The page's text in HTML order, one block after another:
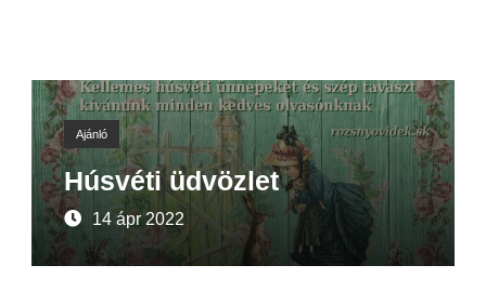
Ajánló
Húsvéti üdvözlet
14 ápr 2022